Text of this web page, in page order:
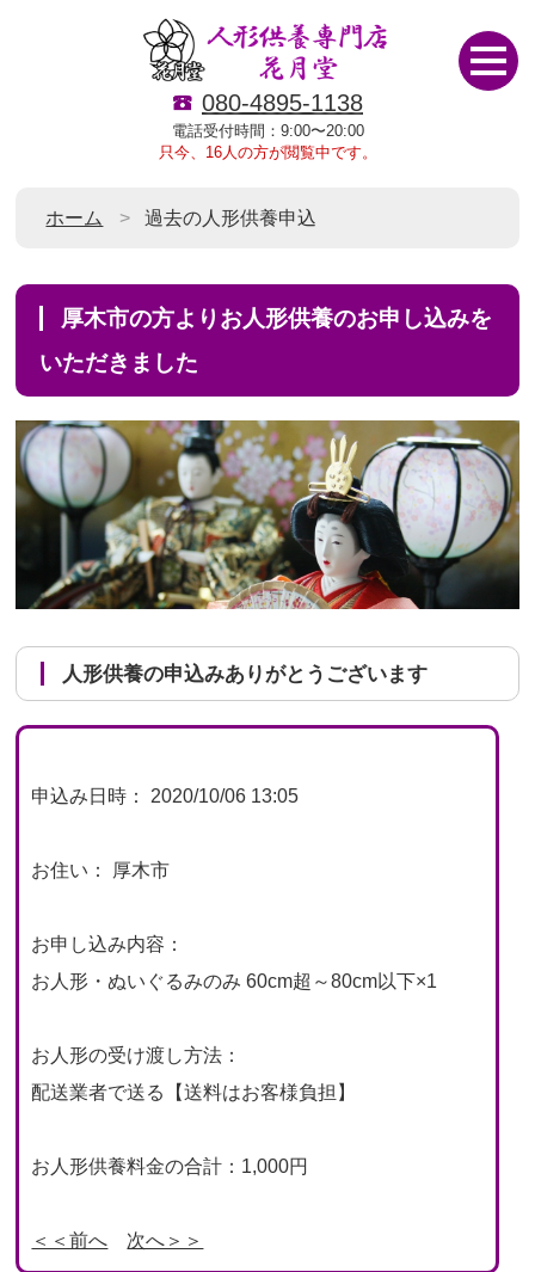
080-4895-1138
電話受付時間：9:00〜20:00
只今、16人の方が閲覧中です。
ホーム 過去の人形供養申込
厚木市の方よりお人形供養のお申し込みを
いただきました
人形供養の申込みありがとうございます
申込み日時： 2020/10/06 13:05
お住い： 厚木市
お申し込み内容：
お人形・ぬいぐるみのみ 60cm超～80cm以下×1
お人形の受け渡し方法：
配送業者で送る【送料はお客様負担】
お人形供養料金の合計：1,000円
＜＜前へ 次へ＞＞